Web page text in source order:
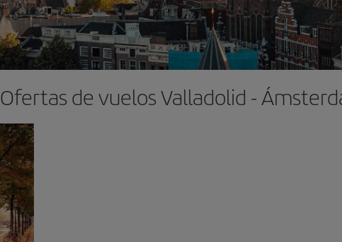
Ofertas de vuelos Valladolid -